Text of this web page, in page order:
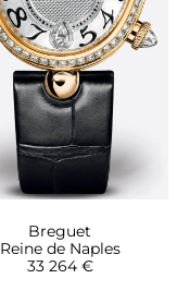
Breguet
Reine de Naples
33 264 €